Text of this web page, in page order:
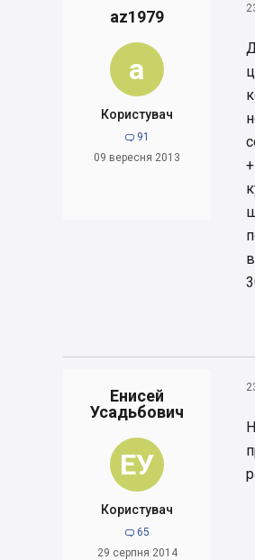
az1979
a
Користувач
 91
09 вересня 2013
Енисей
Усадьбович
ЕУ
Користувач
 65
29 серпня 2014